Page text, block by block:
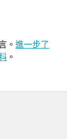
。進一步了
。